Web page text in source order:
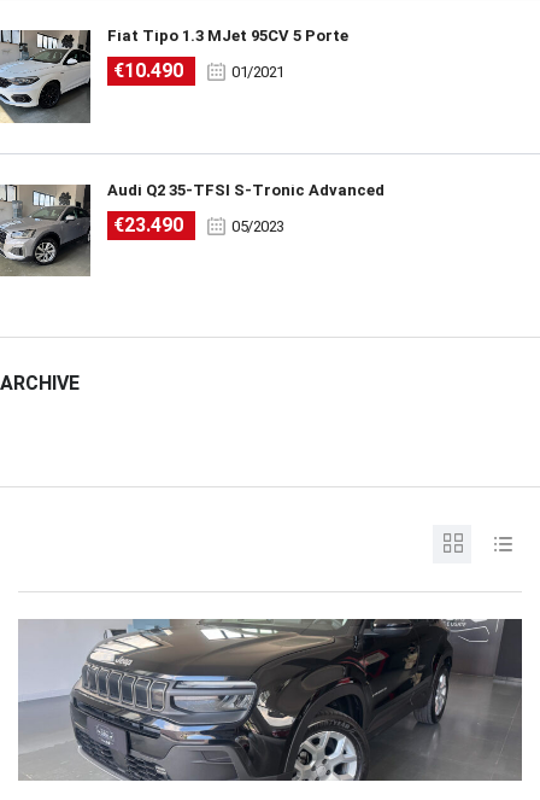
Fiat Tipo 1.3 MJet 95CV 5 Porte
€10.490 01/2021
Audi Q2 35-TFSI S-Tronic Advanced
€23.490 05/2023
ARCHIVE